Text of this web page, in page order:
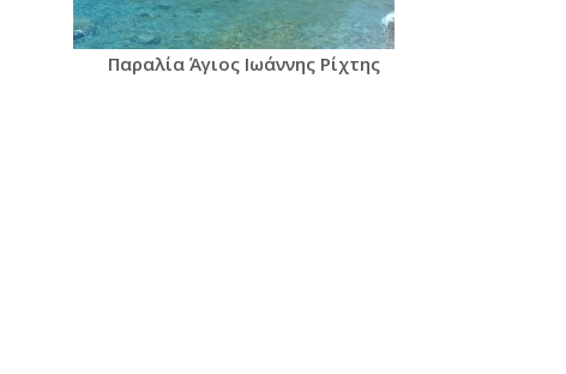
Παραλία Άγιος Ιωάννης Ρίχτης